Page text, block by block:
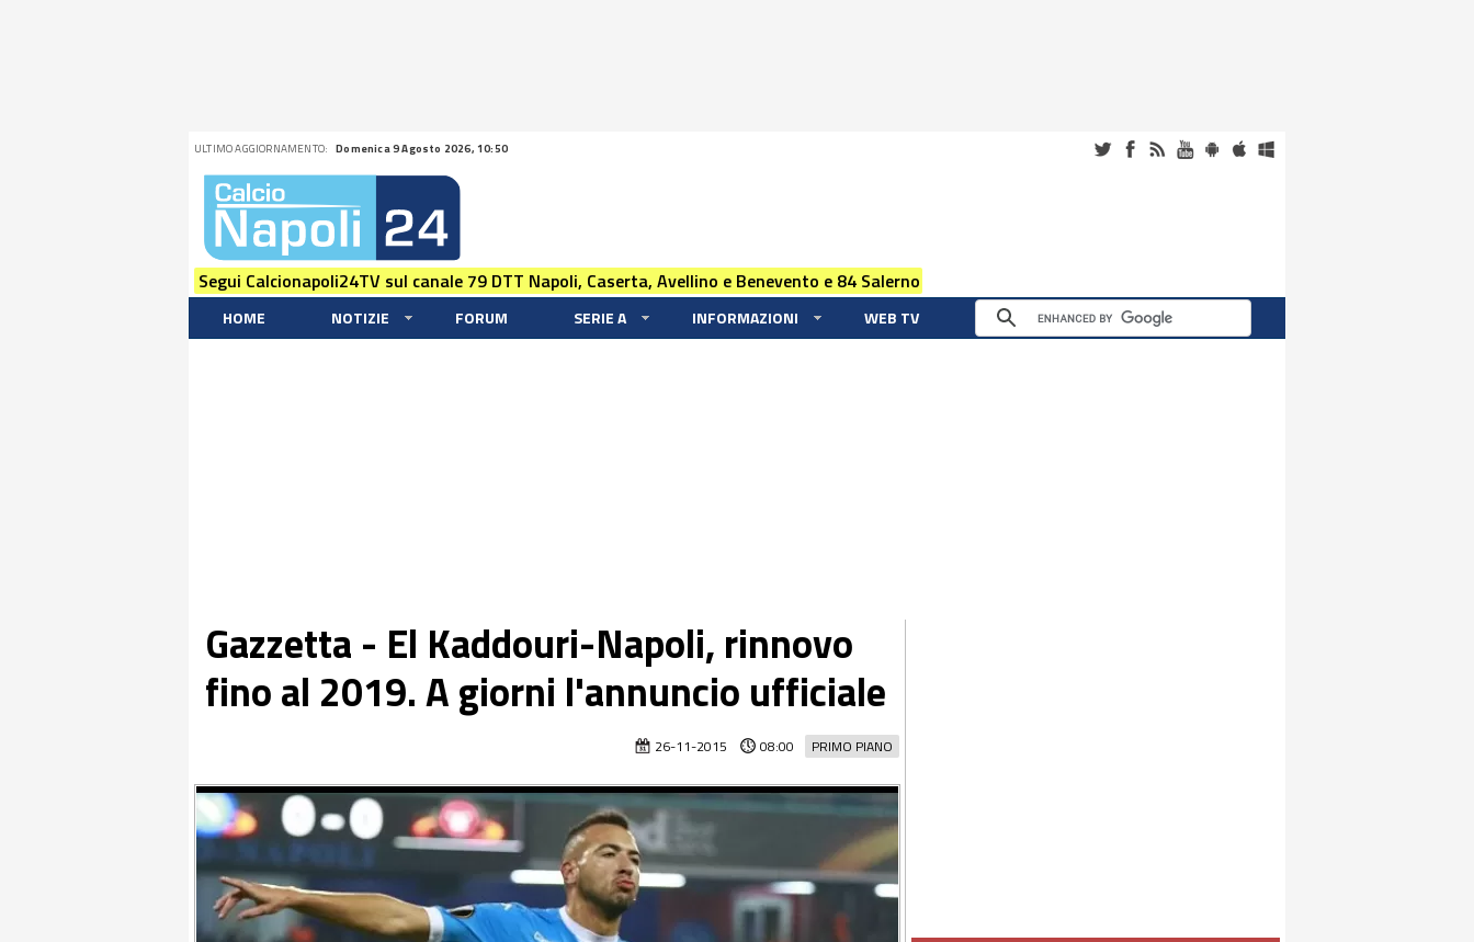
ULTIMO AGGIORNAMENTO: Domenica 9 Agosto 2026, 10:50
Segui Calcionapoli24TV sul canale 79 DTT Napoli, Caserta, Avellino e Benevento e 84 Salerno
HOME NOTIZIE FORUM SERIE A INFORMAZIONI WEB TV
Gazzetta - El Kaddouri-Napoli, rinnovo
fino al 2019. A giorni l'annuncio ufficiale
PRIMO PIANO
26-11-2015 08:00